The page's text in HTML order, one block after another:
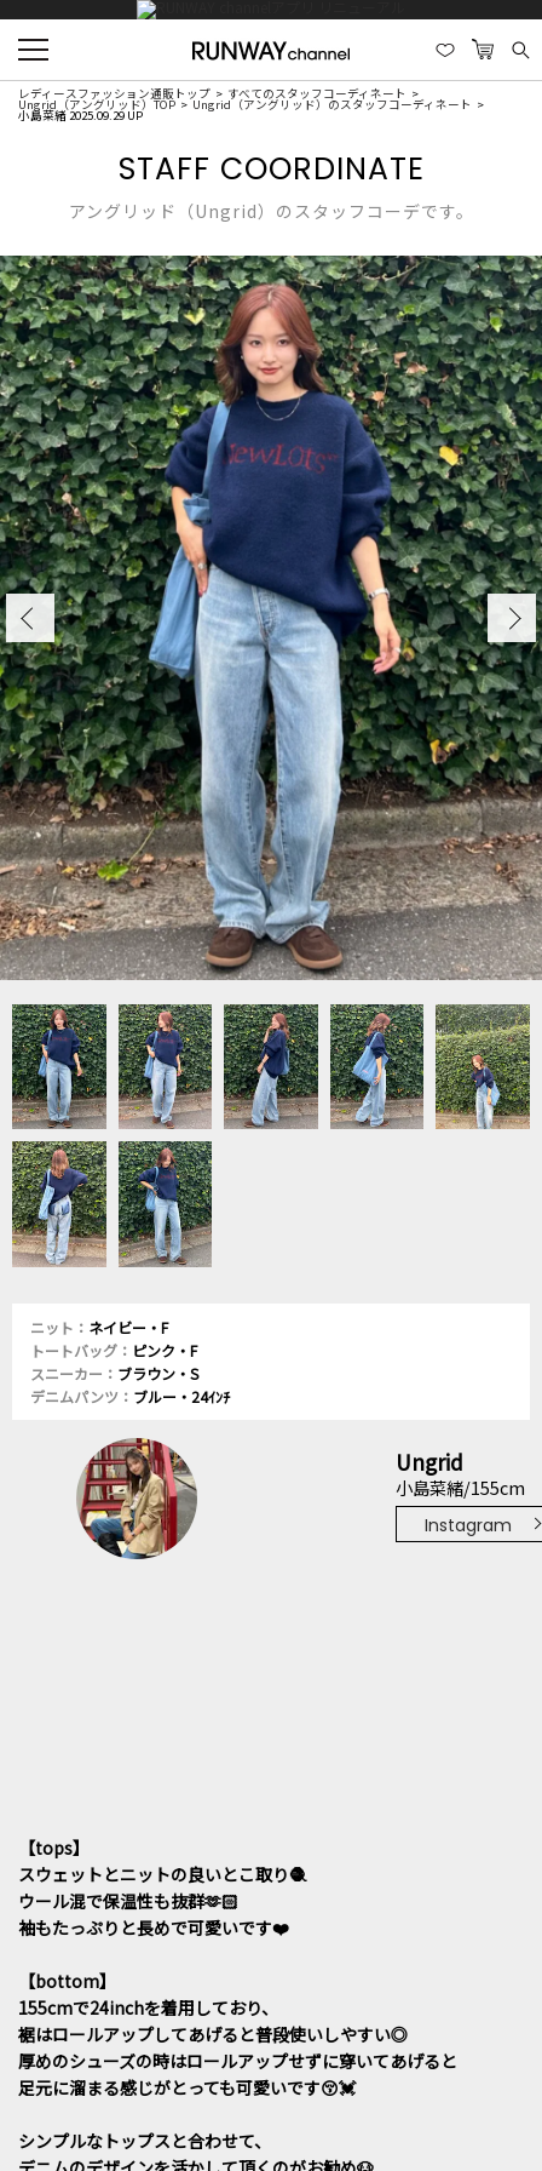
レディースファッション通販トップ すべてのスタッフコーディネート
Ungrid（アングリッド）TOP Ungrid（アングリッド）のスタッフコーディネート
小島菜緒 2025.09.29 UP
STAFF COORDINATE
アングリッド（Ungrid）のスタッフコーデです。
ニット： ネイビー・F
トートバッグ： ピンク・F
スニーカー： ブラウン・S
デニムパンツ： ブルー・24ｲﾝﾁ
Ungrid
小島菜緒/155cm
Instagram
【tops】
スウェットとニットの良いとこ取り🧶
ウール混で保温性も抜群🫶🏻
袖もたっぷりと長めで可愛いです❤️
【bottom】
155cmで24inchを着用しており、
裾はロールアップしてあげると普段使いしやすい◎
厚めのシューズの時はロールアップせずに穿いてあげると
足元に溜まる感じがとっても可愛いです😚💓
シンプルなトップスと合わせて、